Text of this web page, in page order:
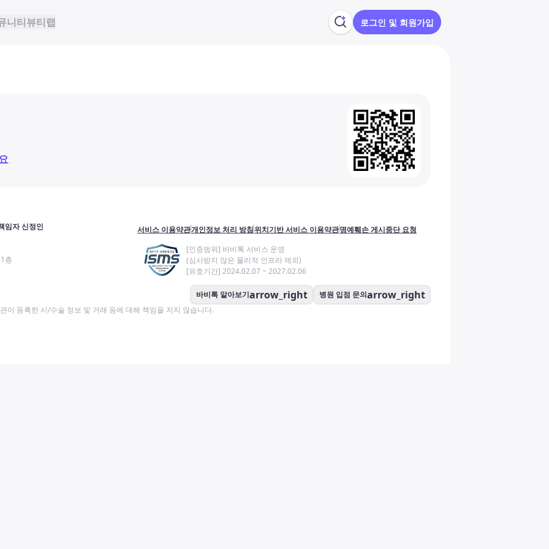
니티뷰티랩 로그인 및 회원가입
임자 신정인
층
서비스 이용약관개인정보 처리 방침위치기반 서비스 이용약관명예훼손 게시중단 요청
[인증범위] 바비톡 서비스 운영
(심사받지 않은 물리적 인프라 제외)
[유효기간] 2024.02.07 ~ 2027.02.06
바비톡 알아보기arrow_right 병원 입점 문의arrow_right
이 등록한 시/수술 정보 및 거래 등에 대해 책임을 지지 않습니다.